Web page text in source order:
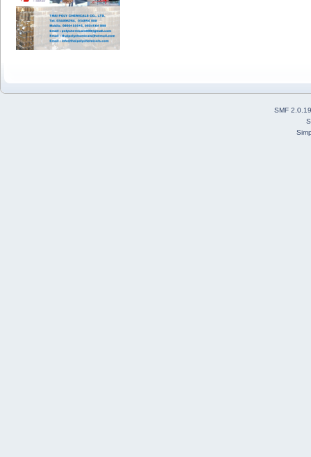
SMF 2.0.19